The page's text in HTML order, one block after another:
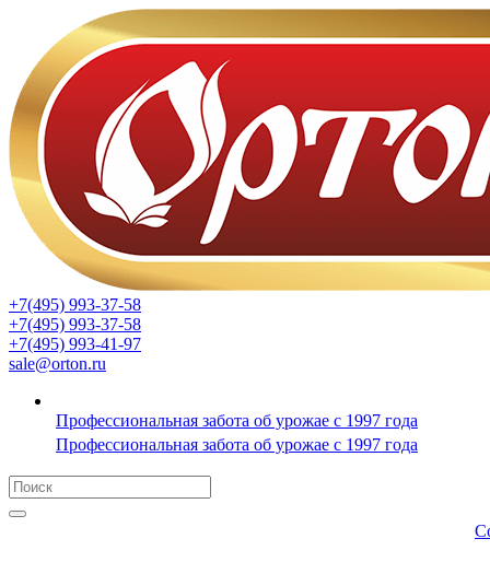
+7(495) 993-37-58
+7(495) 993-37-58
+7(495) 993-41-97
sale@orton.ru
Профессиональная забота об урожае с 1997 года
Профессиональная забота об урожае с 1997 года